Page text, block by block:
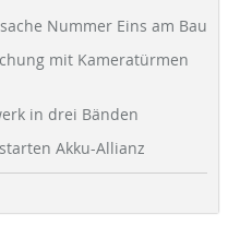
Nummer Eins am Bau
mit Kameratürmen
in drei Bänden
Akku-Allianz